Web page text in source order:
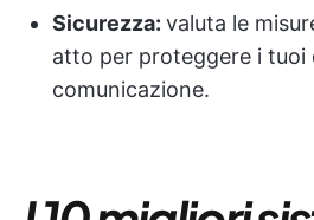
Sicurezza: valuta le
atto per proteggere i tuoi
comunicazione.